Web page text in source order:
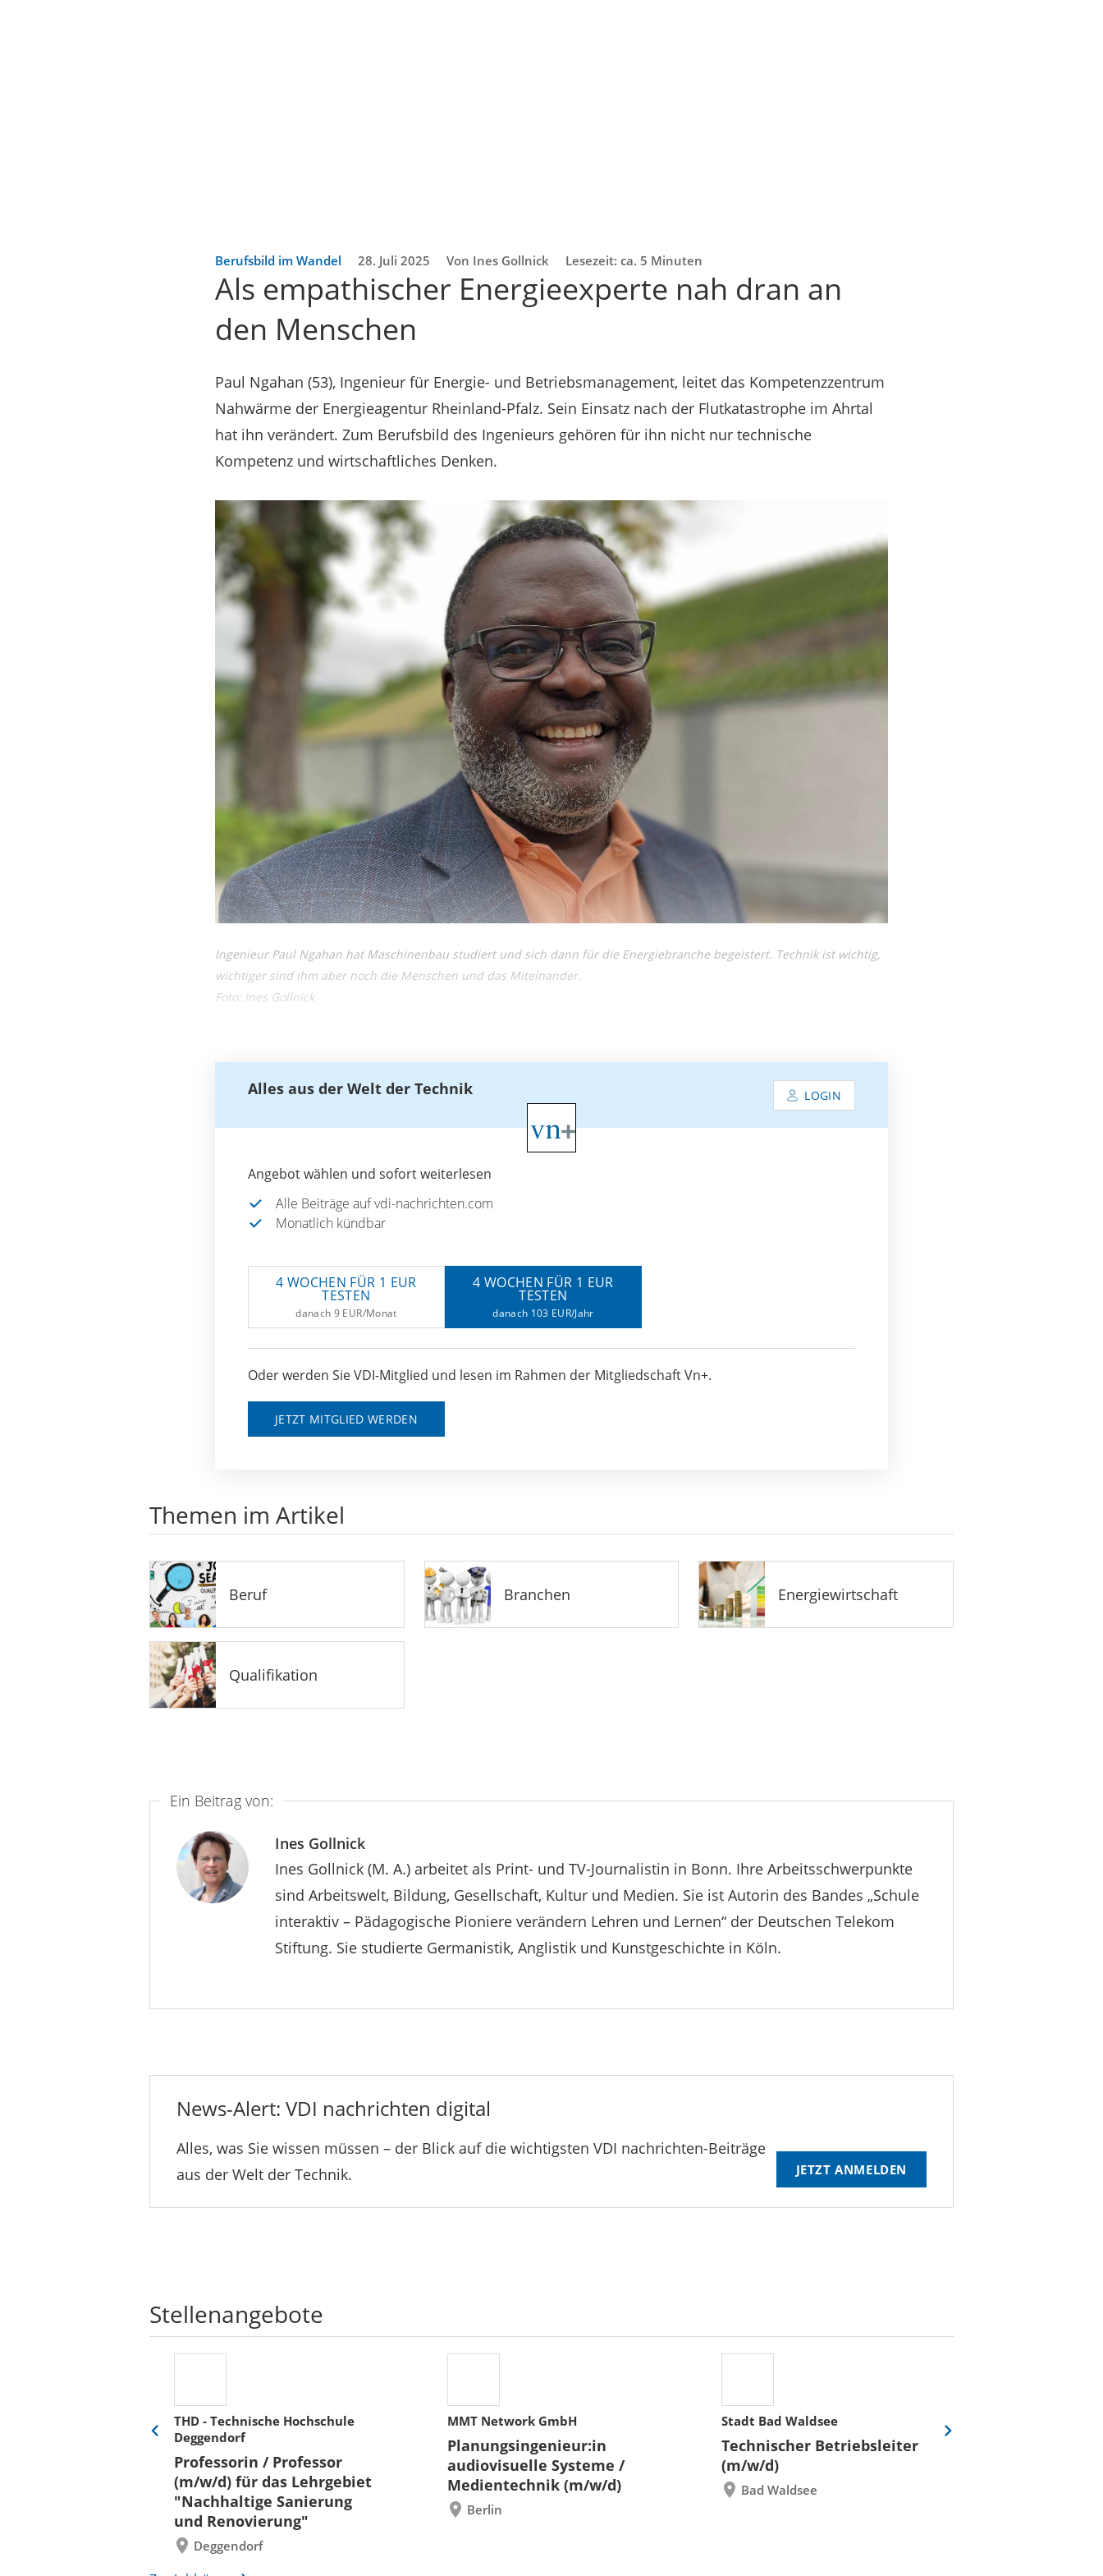
Berufsbild im Wandel 28. Juli 2025 Von Ines Gollnick Lesezeit: ca. 5 Minuten
Als empathischer Energieexperte nah dran an
den Menschen
Paul Ngahan (53), Ingenieur für Energie- und Betriebsmanagement, leitet das Kompetenzzentrum
Nahwärme der Energieagentur Rheinland-Pfalz. Sein Einsatz nach der Flutkatastrophe im Ahrtal
hat ihn verändert. Zum Berufsbild des Ingenieurs gehören für ihn nicht nur technische
Kompetenz und wirtschaftliches Denken.
Ingenieur Paul Ngahan hat Maschinenbau studiert und sich dann für die Energiebranche begeistert. Technik ist wichtig,
wichtiger sind ihm aber noch die Menschen und das Miteinander.
Foto: Ines Gollnick
Alles aus der Welt der Technik LOGIN
Angebot wählen und sofort weiterlesen
Alle Beiträge auf vdi-nachrichten.com
Monatlich kündbar
4 WOCHEN FÜR 1 EUR
TESTEN
danach 9 EUR/Monat
4 WOCHEN FÜR 1 EUR
TESTEN
danach 103 EUR/Jahr
Oder werden Sie VDI-Mitglied und lesen im Rahmen der Mitgliedschaft Vn+.
JETZT MITGLIED WERDEN
Themen im Artikel
Beruf Branchen Energiewirtschaft
Qualifikation
Ein Beitrag von:
Ines Gollnick
Ines Gollnick (M. A.) arbeitet als Print- und TV-Journalistin in Bonn. Ihre Arbeitsschwerpunkte
sind Arbeitswelt, Bildung, Gesellschaft, Kultur und Medien. Sie ist Autorin des Bandes „Schule
interaktiv – Pädagogische Pioniere verändern Lehren und Lernen“ der Deutschen Telekom
Stiftung. Sie studierte Germanistik, Anglistik und Kunstgeschichte in Köln.
News-Alert: VDI nachrichten digital
Alles, was Sie wissen müssen – der Blick auf die wichtigsten VDI nachrichten-Beiträge
aus der Welt der Technik.
JETZT ANMELDEN
Stellenangebote
THD - Technische Hochschule
Deggendorf
Professorin / Professor
(m/w/d) für das Lehrgebiet
"Nachhaltige Sanierung
und Renovierung"
Deggendorf
MMT Network GmbH
Planungsingenieur:in
audiovisuelle Systeme /
Medientechnik (m/w/d)
Berlin
Stadt Bad Waldsee
Technischer Betriebsleiter
(m/w/d)
Bad Waldsee
Eine
zurück
Eine